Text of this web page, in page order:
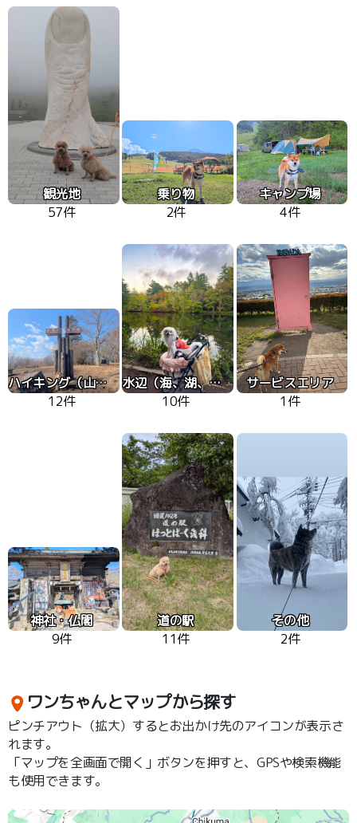
観光地
57件
乗り物
2件
キャンプ場
4件
ハイキング（山、高原）
12件
水辺（海、湖、川）
10件
サービスエリア
1件
神社・仏閣
9件
道の駅
11件
その他
2件
ワンちゃんとマップから探す
ピンチアウト（拡大）するとお出かけ先のアイコンが表示さ
れます。
「マップを全画面で開く」ボタンを押すと、GPSや検索機能
も使用できます。